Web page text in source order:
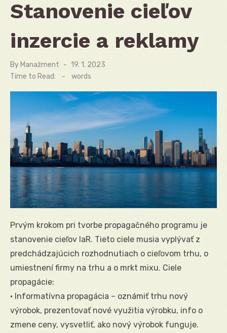
Stanovenie cieľov
inzercie a reklamy
By Manažment
Posted
on
19. 1. 2023
Time to Read:
- words
Prvým krokom pri tvorbe propagačného programu je
stanovenie cieľov IaR. Tieto ciele musia vyplývať z
predchádzajúcich rozhodnutiach o cieľovom trhu, o
umiestnení firmy na trhu a o mrkt mixu. Ciele
propagácie:
• Informatívna propagácia – oznámiť trhu nový
výrobok, prezentovať nové využitia výrobku, info o
zmene ceny, vysvetliť, ako nový výrobok funguje.